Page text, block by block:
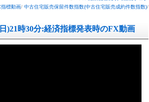
標動画/ 中古住宅販売保留件数指数(中古住宅販売成約件数指数)/
)21時30分:経済指標発表時のFX動画